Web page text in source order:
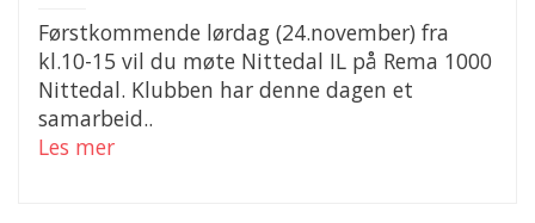
Førstkommende lørdag (24.november) fra
kl.10-15 vil du møte Nittedal IL på Rema 1000
Nittedal. Klubben har denne dagen et
samarbeid..
Les mer